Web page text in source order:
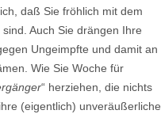
daß Sie fröhlich mit dem
Auch Sie drängen Ihre
Ungeimpfte und damit an
Wie Sie Woche für
“ herziehen, die nichts
(eigentlich) unveräußerliche